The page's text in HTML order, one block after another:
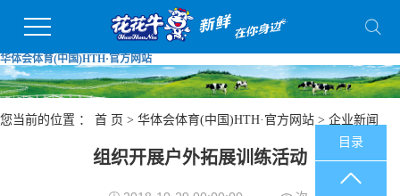
华体会体育(中国)HTH·官方网站
您当前的位置 ： 首 页 > 华体会体育(中国)HTH·官方网站 > 企业新闻
组织开展户外拓展训练活动
目录